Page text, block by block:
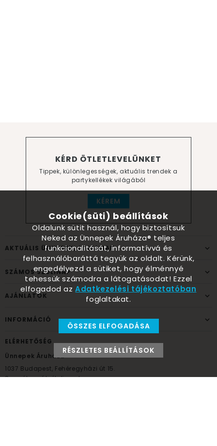
KÉRD ÖTLETLEVELÜNKET
Tippek, különlegességek, aktuális trendek a
partykellékek világából
KÉREM
AKTUÁLIS ÜNNEPEK, ALKALMAK
SZÁMOS SZÜLINAP
AJÁNLATOK
INFORMÁCIÓ
ELÉRHETŐSÉG
Ünnepek Áruháza
1037 Budapest, Fehéregyházi út 15.
Személyes átvételi pont
Cookie(süti) beállítások
Oldalunk sütit használ, hogy biztosítsuk
Neked az Ünnepek Áruháza® teljes
funkcionalitását, informatívvá és
felhasználóbaráttá tegyük az oldalt. Kérünk,
engedélyezd a sütiket, hogy élménnyé
tehessük számodra a látogatásodat! Ezzel
elfogadod azAdatkezelési tájékoztatóban
foglaltakat.
ÖSSZES ELFOGADÁSA
RÉSZLETES BEÁLLÍTÁSOK